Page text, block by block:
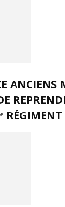
ANCIENS